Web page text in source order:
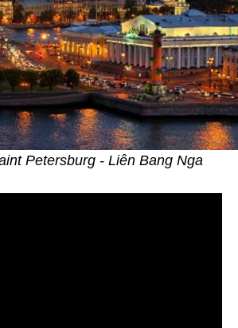
Petersburg - Liên Bang Nga